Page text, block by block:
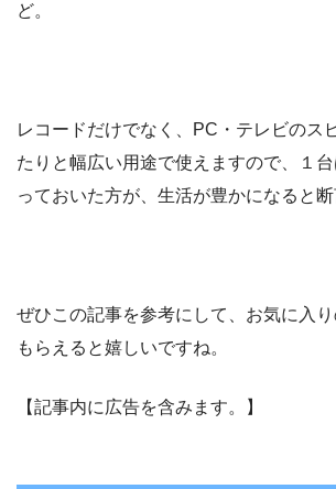
ど。
レコードだけでなく、PC・テレビのス
たりと幅広い用途で使えますので、１
っておいた方が、生活が豊かになると断
ぜひこの記事を参考にして、お気に入
もらえると嬉しいですね。
【記事内に広告を含みます。】